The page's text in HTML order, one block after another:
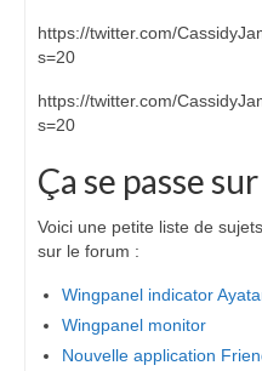
https://twitter.com/
s=20
https://twitter.com/
s=20
Ça se passe
Voici une petite liste de
sur le forum :
Wingpanel indicator
Wingpanel monitor
Nouvelle application